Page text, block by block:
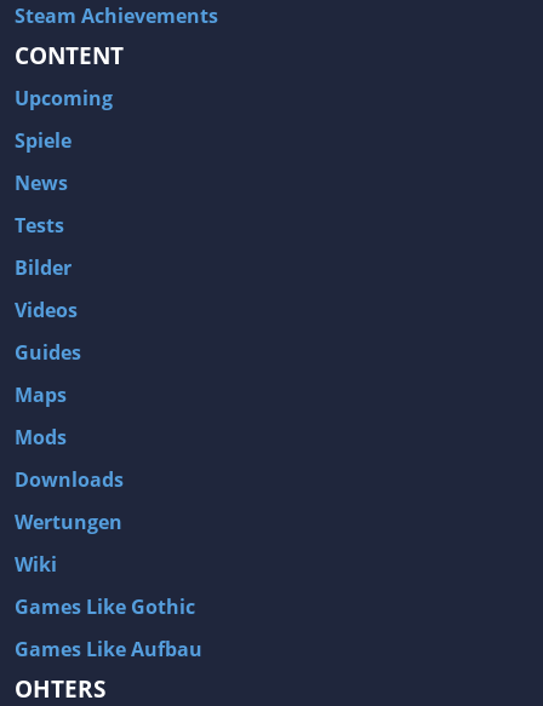
Steam Achievements
CONTENT
Upcoming
Spiele
News
Tests
Bilder
Videos
Guides
Maps
Mods
Downloads
Wertungen
Wiki
Games Like Gothic
Games Like Aufbau
OHTERS